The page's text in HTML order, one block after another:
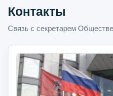
Контакты
Связь с секретарем